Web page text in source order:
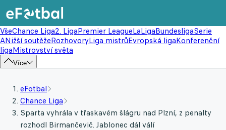
VšeChance Liga2. LigaPremier LeagueLaLigaBundesligaSerie
ANižší soutěžeRozhovoryLiga mistrůEvropská ligaKonferenční
ligaMistrovství světa
Více
eFotbal
Chance Liga
Sparta vyhrála v třaskavém šlágru nad Plzní, z penalty
rozhodl Birmančevič. Jablonec dál válí